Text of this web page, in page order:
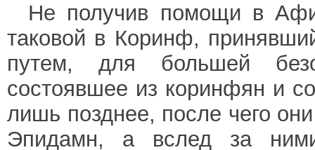
Не получив помощи в
таковой в Коринф,
путем, для большей
состоявшее из коринфян и
лишь позднее, после чего
Эпидамн, а вслед за